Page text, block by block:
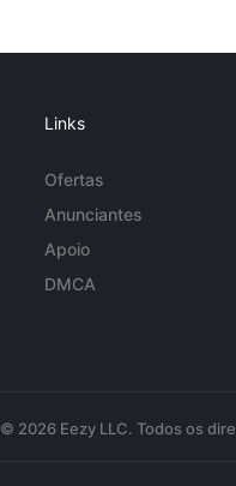
Links
Ofertas
Anunciantes
Apoio
DMCA
© 2026 Eezy LLC. Todos os